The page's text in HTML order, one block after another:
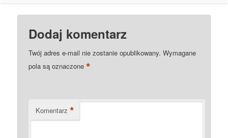
Dodaj komentarz
Twój adres e-mail nie zostanie opublikowany. Wymagane
pola są oznaczone*
Komentarz *